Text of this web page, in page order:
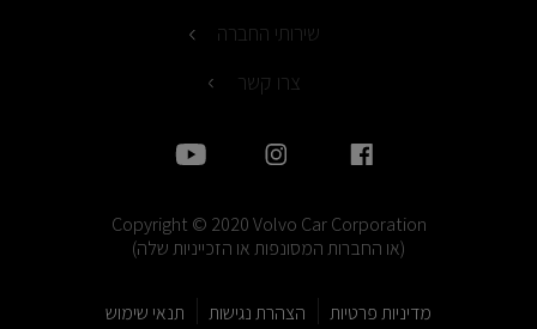
שירותי החברה
צרו קשר
Copyright © 2020 Volvo Car Corporation
(או החברות המסונפות או הזכייניות שלה)
מדיניות פרטיות הצהרת נגישות תנאי שימוש